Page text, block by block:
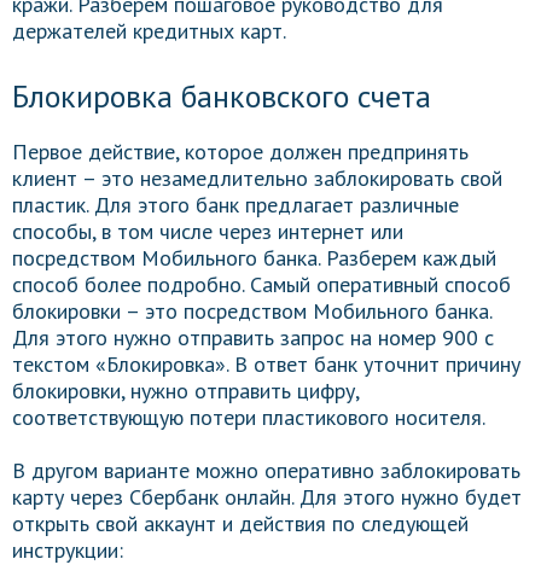
держателей кредитных карт.
Блокировка банковского счета
Первое действие, которое должен предпринять
клиент – это незамедлительно заблокировать свой
пластик. Для этого банк предлагает различные
способы, в том числе через интернет или
посредством Мобильного банка. Разберем каждый
способ более подробно. Самый оперативный способ
блокировки – это посредством Мобильного банка.
Для этого нужно отправить запрос на номер 900 с
текстом «Блокировка». В ответ банк уточнит причину
блокировки, нужно отправить цифру,
соответствующую потери пластикового носителя.
В другом варианте можно оперативно заблокировать
карту через Сбербанк онлайн. Для этого нужно будет
открыть свой аккаунт и действия по следующей
инструкции: